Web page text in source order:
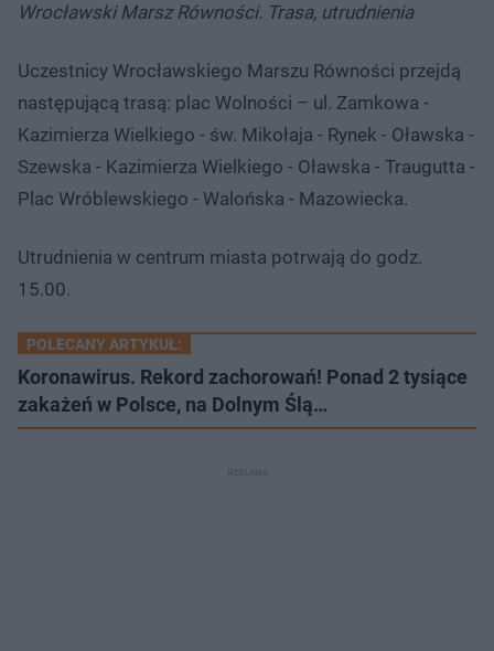
Wrocławski Marsz Równości. Trasa, utrudnienia
Uczestnicy Wrocławskiego Marszu Równości przejdą
następującą trasą: plac Wolności – ul. Zamkowa -
Kazimierza Wielkiego - św. Mikołaja - Rynek - Oławska -
Szewska - Kazimierza Wielkiego - Oławska - Traugutta -
Plac Wróblewskiego - Walońska - Mazowiecka.
Utrudnienia w centrum miasta potrwają do godz.
15.00.
POLECANY ARTYKUŁ:
Koronawirus. Rekord zachorowań! Ponad 2 tysiące
zakażeń w Polsce, na Dolnym Ślą…